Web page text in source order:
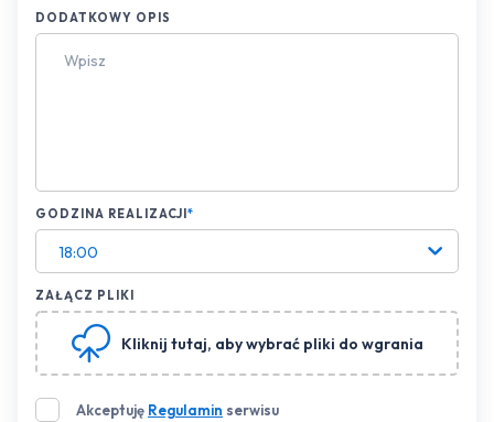
DODATKOWY OPIS
GODZINA REALIZACJI *
18:00
ZAŁĄCZ PLIKI
Kliknij tutaj, aby wybrać pliki do wgrania
Akceptuję Regulamin serwisu